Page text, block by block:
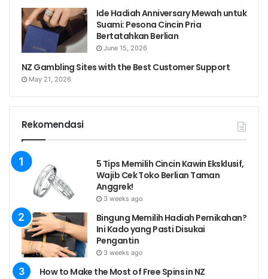
Ide Hadiah Anniversary Mewah untuk
Suami: Pesona Cincin Pria
Bertatahkan Berlian
June 15, 2026
NZ Gambling Sites with the Best Customer Support
May 21, 2026
Rekomendasi
5 Tips Memilih Cincin Kawin Eksklusif,
Wajib Cek Toko Berlian Taman
Anggrek!
3 weeks ago
Bingung Memilih Hadiah Pernikahan?
Ini Kado yang Pasti Disukai
Pengantin
3 weeks ago
How to Make the Most of Free Spins in NZ